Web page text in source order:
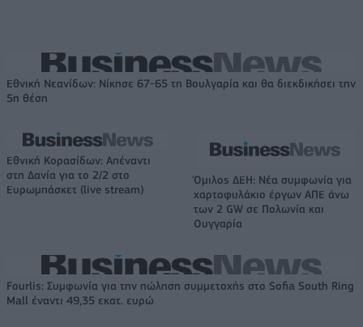
Εθνική Νεανίδων: Νίκησε 67-65 τη Βουλγαρία και θα διεκδικήσει την
5η θέση
Εθνική Κορασίδων: Απέναντι
στη Δανία για το 2/2 στο
Ευρωμπάσκετ (live stream)
Όμιλος ΔΕΗ: Νέα συμφωνία για
χαρτοφυλάκιο έργων ΑΠΕ άνω
των 2 GW σε Πολωνία και
Ουγγαρία
Fourlis: Συμφωνία για την πώληση συμμετοχής στο Sofia South Ring
Mall έναντι 49,35 εκατ. ευρώ